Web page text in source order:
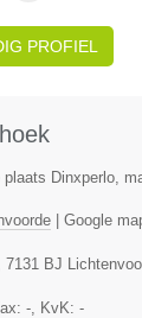
PROFIEL
Dinxperlo,
| Google
7131 BJ
-, KvK: -